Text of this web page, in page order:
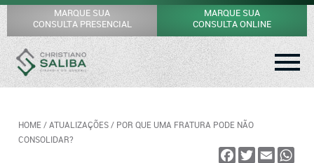
MARQUE SUA
CONSULTA PRESENCIAL
MARQUE SUA
CONSULTA ONLINE
HOME/ATUALIZAÇÕES/ POR QUE UMA FRATURA PODE NÃO
CONSOLIDAR?
FACEBOOKTWITTER
EMAIL